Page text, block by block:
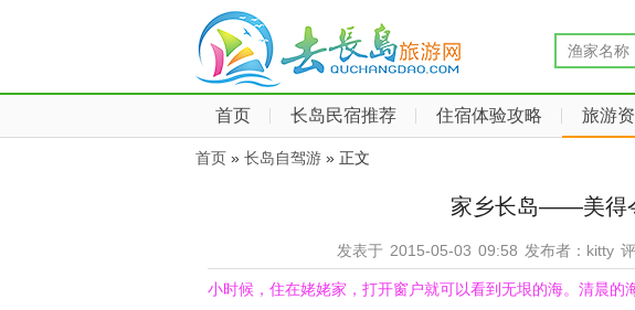
渔家名称
首页 长岛民宿推荐 住宿体验攻略 旅游
首页 » 长岛自驾游 » 正文
家乡长岛——美得
发表于 2015-05-03 09:58 发布者：kitty
小时候，住在姥姥家，打开窗户就可以看到无垠的海。清晨的